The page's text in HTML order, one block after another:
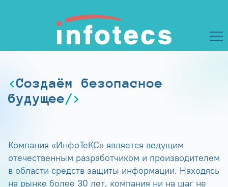
Создаём безопасное
будущее
Компания «ИнфоТеКС» является ведущим
отечественным разработчиком и производителем
в области средств защиты информации. Находясь
на рынке более 30 лет, компания ни на шаг не